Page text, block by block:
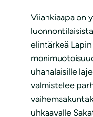
Viiankiaapa on
elintärkeä
uhanalaisille
valmistelee
uhkaavalle